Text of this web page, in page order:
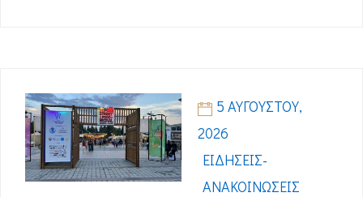
5 ΑΥΓΟΎΣΤΟΥ,
2026
ΕΙΔΉΣΕΙΣ-
ΑΝΑΚΟΙΝΏΣΕΙΣ